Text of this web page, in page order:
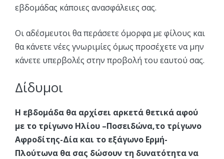
εβδομάδας κάποιες ανασφάλειες σας.
Οι αδέσμευτοι θα περάσετε όμορφα με φίλους και
θα κάνετε νέες γνωριμίες όμως προσέχετε να μην
κάνετε υπερβολές στην προβολή του εαυτού σας.
Δίδυμοι
Η εβδομάδα θα αρχίσει αρκετά θετικά αφού
με το τρίγωνο Ηλίου –Ποσειδώνα,το τρίγωνο
Αφροδίτης-Δία και το εξάγωνο Ερμή-
Πλούτωνα θα σας δώσουν τη δυνατότητα να